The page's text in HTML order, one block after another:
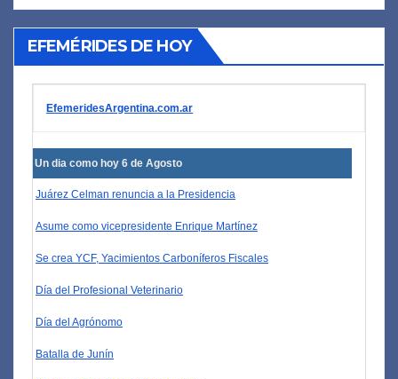
EFEMÉRIDES DE HOY
EfemeridesArgentina.com.ar
Un dia como hoy 6 de Agosto
Juárez Celman renuncia a la Presidencia
Asume como vicepresidente Enrique Martínez
Se crea YCF, Yacimientos Carboníferos Fiscales
Día del Profesional Veterinario
Día del Agrónomo
Batalla de Junín